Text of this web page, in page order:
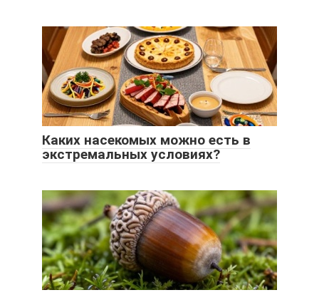
Каких насекомых можно есть в
экстремальных условиях?